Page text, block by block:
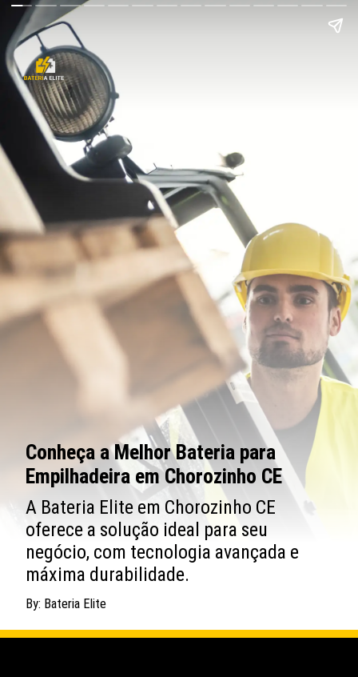
Conheça a Melhor Bateria para
Empilhadeira em Chorozinho CE
A Bateria Elite em Chorozinho CE
oferece a solução ideal para seu
negócio, com tecnologia avançada e
máxima durabilidade.
By: Bateria Elite